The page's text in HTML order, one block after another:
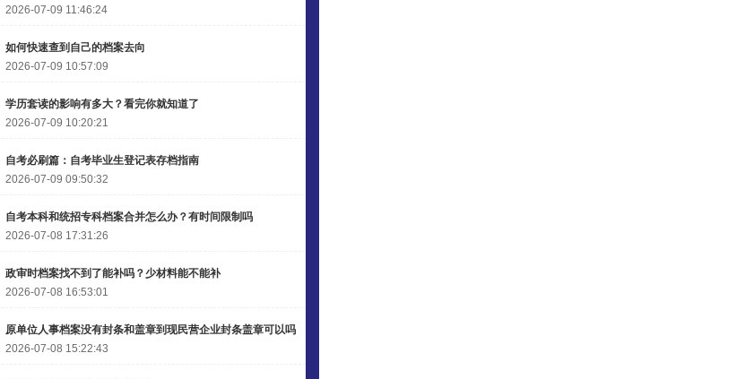
2026-07-09 11:46:24
如何快速查到自己的档案去向
2026-07-09 10:57:09
学历套读的影响有多大？看完你就知道了
2026-07-09 10:20:21
自考必刷篇：自考毕业生登记表存档指南
2026-07-09 09:50:32
自考本科和统招专科档案合并怎么办？有时间限制吗
2026-07-08 17:31:26
政审时档案找不到了能补吗？少材料能不能补
2026-07-08 16:53:01
原单位人事档案没有封条和盖章到现民营企业封条盖章可以吗
2026-07-08 15:22:43